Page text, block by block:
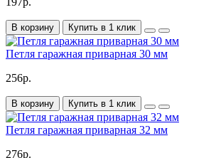
В корзину Купить в 1 клик
Петля гаражная приварная 30 мм
256р.
В корзину Купить в 1 клик
Петля гаражная приварная 32 мм
276р.